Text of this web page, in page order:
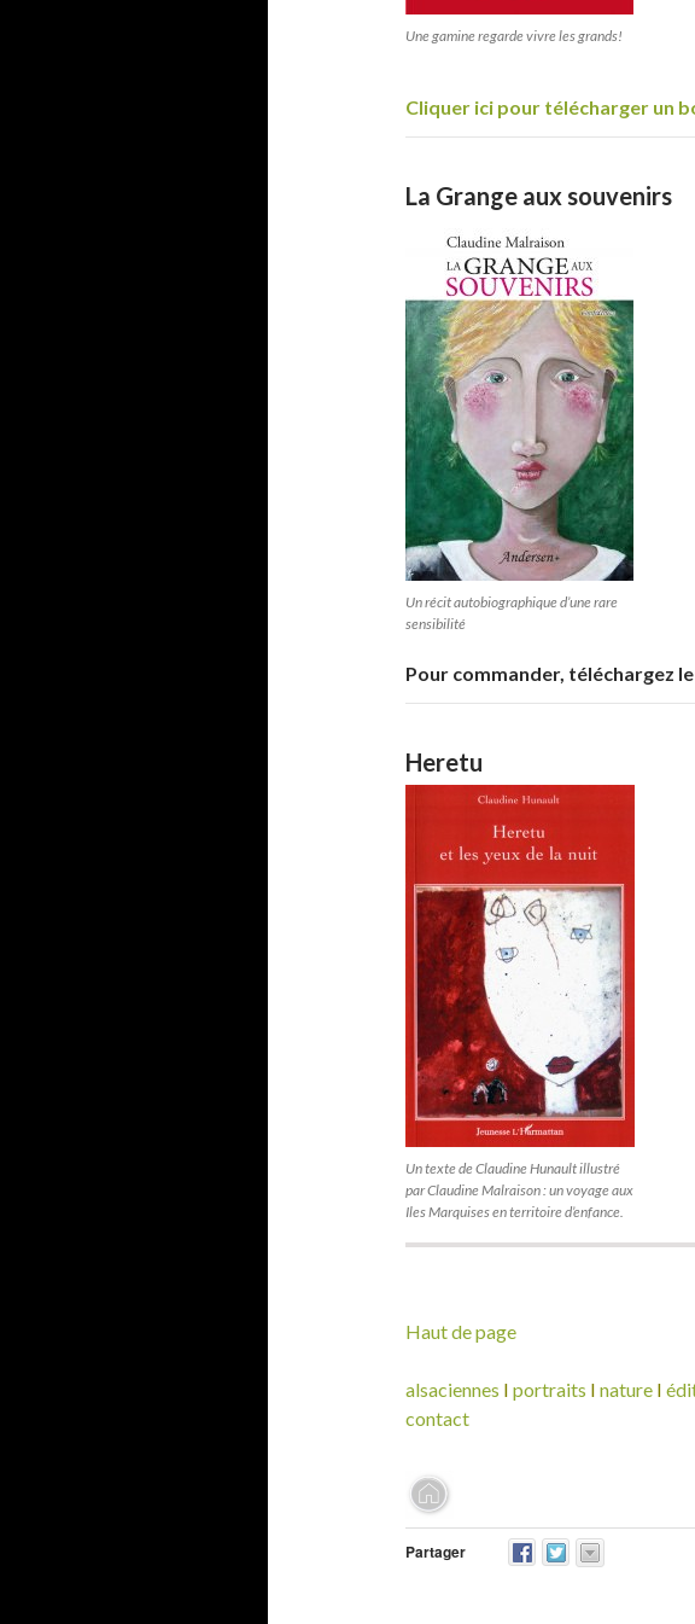
Une gamine regarde vivre les grands!
Cliquer ici pour télécharger un
La Grange aux souvenirs
Un récit autobiographique d’une rare
sensibilité
Pour commander, téléchargez le
Heretu
Un texte de Claudine Hunault illustré
par Claudine Malraison : un voyage aux
Iles Marquises en territoire d’enfance.
Haut de page
alsaciennes I portraits I nature I
contact
Partager